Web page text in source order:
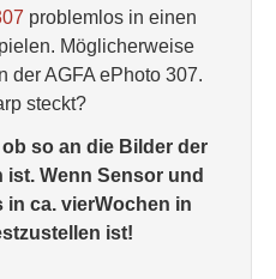
problemlos in einen
Möglicherweise
der AGFA ePhoto 307.
steckt?
so an die Bilder der
Wenn Sensor und
in ca. vierWochen in
ist!